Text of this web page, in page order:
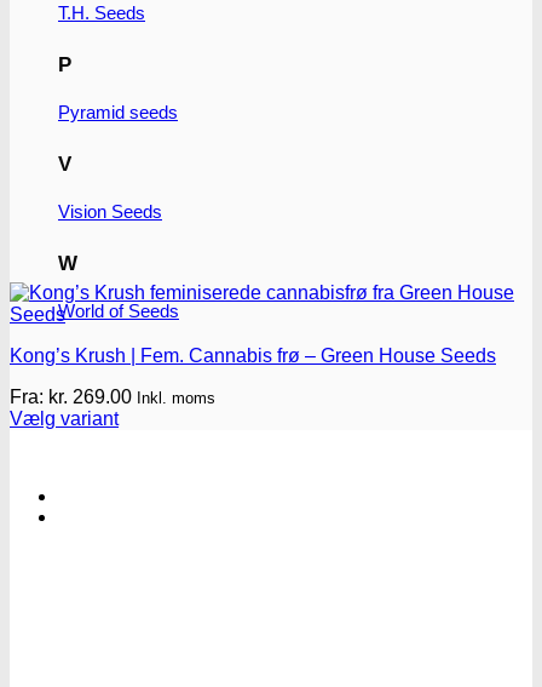
T.H. Seeds
P
Pyramid seeds
V
Vision Seeds
W
World of Seeds
Kong’s Krush | Fem. Cannabis frø – Green House Seeds
Fra: kr. 269.00 Inkl. moms
Vælg variant
flere
varianter.